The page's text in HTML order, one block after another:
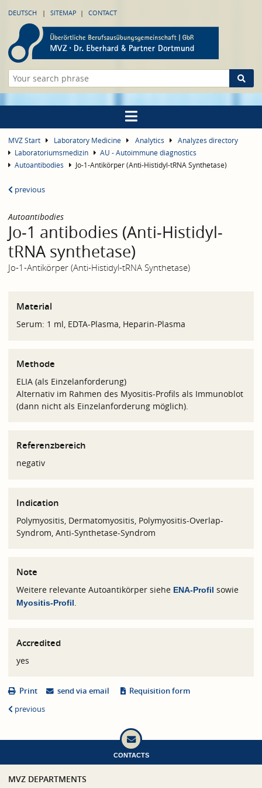
DEUTSCH SITEMAP CONTACT
MVZ Start Laboratory Medicine Analytics
Analyzes directory
Laboratoriumsmedizin
AU - Autoimmune diagnostics
Autoantibodies
Jo-1-Antikörper (Anti-Histidyl-tRNA Synthetase)
previous
Autoantibodies
Jo-1 antibodies (Anti-Histidyl-
tRNA synthetase)
Jo-1-Antikörper (Anti-Histidyl-tRNA Synthetase)
Material
Serum: 1 ml, EDTA-Plasma, Heparin-Plasma
Methode
ELIA (als Einzelanforderung)
Alternativ im Rahmen des Myositis-Profils als Immunoblot
(dann nicht als Einzelanforderung möglich).
Referenzbereich
negativ
Indication
Polymyositis, Dermatomyositis, Polymyositis-Overlap-
Syndrom, Anti-Synthetase-Syndrom
Note
Weitere relevante Autoantikörper siehe ENA-Profil sowie
Myositis-Profil.
Accredited
yes
Print send via email
Requisition form
previous
CONTACTS
MVZ DEPARTMENTS